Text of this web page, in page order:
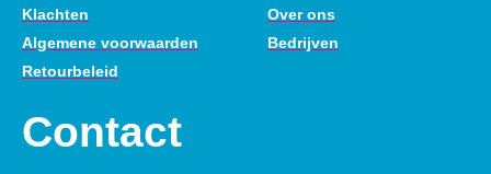
Klachten
Algemene voorwaarden
Retourbeleid
Over ons
Bedrijven
Contact